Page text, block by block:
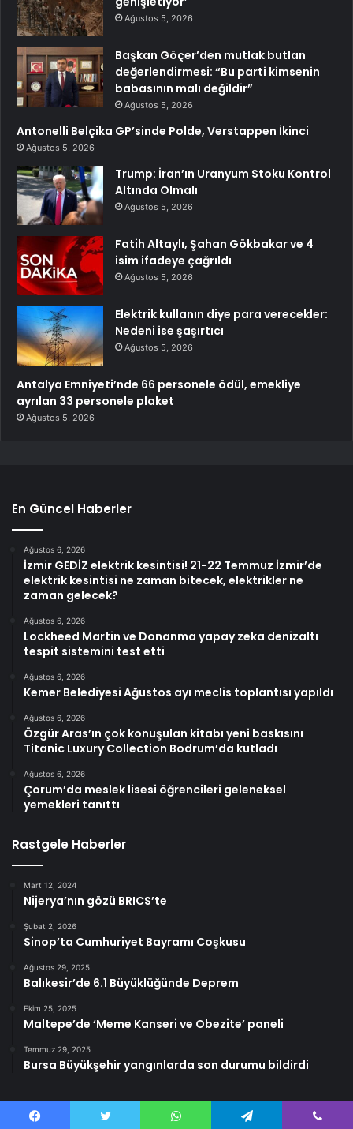
Ağustos 5, 2026
Başkan Göçer’den mutlak butlan
değerlendirmesi: “Bu parti kimsenin
babasının malı değildir”
Ağustos 5, 2026
Antonelli Belçika GP’sinde Polde, Verstappen İkinci
Ağustos 5, 2026
Trump: İran’ın Uranyum Stoku Kontrol
Altında Olmalı
Ağustos 5, 2026
Fatih Altaylı, Şahan Gökbakar ve 4
isim ifadeye çağrıldı
Ağustos 5, 2026
Elektrik kullanın diye para verecekler:
Nedeni ise şaşırtıcı
Ağustos 5, 2026
Antalya Emniyeti’nde 66 personele ödül, emekliye
ayrılan 33 personele plaket
Ağustos 5, 2026
En Güncel Haberler
Ağustos 6, 2026
İzmir GEDİZ elektrik kesintisi! 21-22 Temmuz İzmir’de
elektrik kesintisi ne zaman bitecek, elektrikler ne
zaman gelecek?
Ağustos 6, 2026
Lockheed Martin ve Donanma yapay zeka denizaltı
tespit sistemini test etti
Ağustos 6, 2026
Kemer Belediyesi Ağustos ayı meclis toplantısı yapıldı
Ağustos 6, 2026
Özgür Aras’ın çok konuşulan kitabı yeni baskısını
Titanic Luxury Collection Bodrum’da kutladı
Ağustos 6, 2026
Çorum’da meslek lisesi öğrencileri geleneksel
yemekleri tanıttı
Rastgele Haberler
Mart 12, 2024
Nijerya’nın gözü BRICS’te
Şubat 2, 2026
Sinop’ta Cumhuriyet Bayramı Coşkusu
Ağustos 29, 2025
Balıkesir’de 6.1 Büyüklüğünde Deprem
Ekim 25, 2025
Maltepe’de ‘Meme Kanseri ve Obezite’ paneli
Temmuz 29, 2025
Bursa Büyükşehir yangınlarda son durumu bildirdi